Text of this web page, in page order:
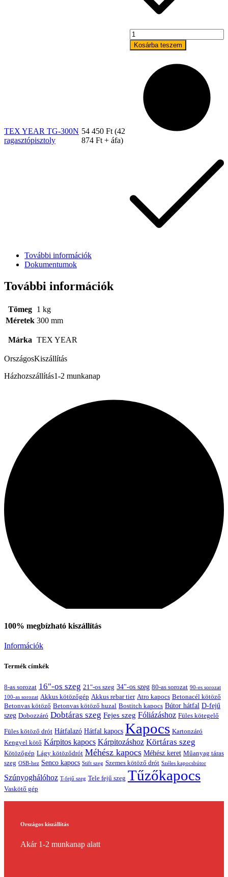
TEX YEAR TG-300N
ragasztópisztoly
54 450 Ft (42
874 Ft + áfa)
TEX
YEAR
TG-
ragasztópisztoly
mennyiség
Kosárba teszem
További információk
Dokumentumok
További információk
Tömeg 1 kg
Méretek 300 mm
Márka TEX YEAR
OrszágosKiszállítás
Házhozszállítás1-2 munkanap
100% megbízható kiszállítás
Információk
Termék címkék
8-as sorozat 16"-os szeg 21"-os szeg 34"-os szeg 80-as sorozat 90-es sorozat
100-as sorozat Akkus kötözőgép Akkus rebar tier Atro kapocs Betonacél kötöző
Betonvas kötöző Betonvas kötöző huzal Bostitch kapocs Bútor hátfal D-fejű
szeg Dobozzáró Dobtáras szeg Fejes szeg Fóliázáshoz Füles kötegelő
Füles kötöző drót Hátfalazó Hátfal kapocs Kapocs Kartonzáró
Kengyel kötő Kárpitos kapocs Kárpitozáshoz Körtáras szeg
Kötözőgép Lágy kötöződrót Méhész kapocs Méhész keret Műanyag táras
szeg OSB-hez Senco kapocs Stift szeg Szemes kötöző drót Széles kapocsbútor
Szúnyoghálóhoz T-fejű szeg Tele fejű szeg Tűzőkapocs
Vaskötő gép
Országos kiszállítás
Akár 1-2 munkanap alatt